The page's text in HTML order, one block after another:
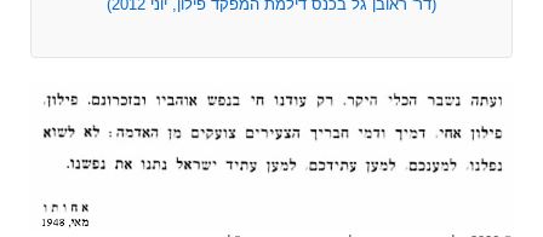
(דר' ראובן גל בכנס דילמת המפקד פילון, יוני 2012)